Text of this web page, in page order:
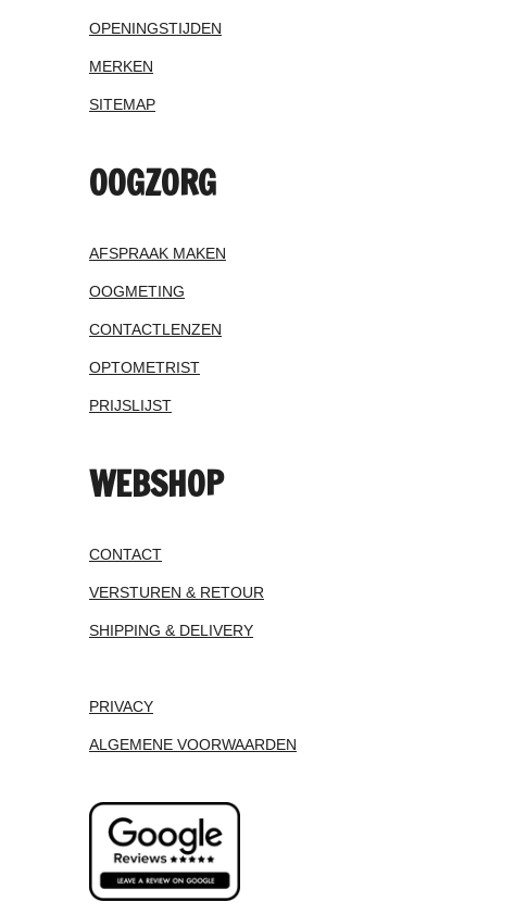
OPENINGSTIJDEN
MERKEN
SITEMAP
OOGZORG
AFSPRAAK MAKEN
OOGMETING
CONTACTLENZEN
OPTOMETRIST
PRIJSLIJST
WEBSHOP
CONTACT
VERSTUREN & RETOUR
SHIPPING & DELIVERY
PRIVACY
ALGEMENE VOORWAARDEN